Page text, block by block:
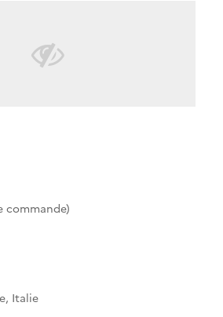
commande)
Italie